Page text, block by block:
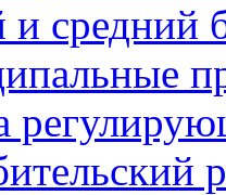
средний